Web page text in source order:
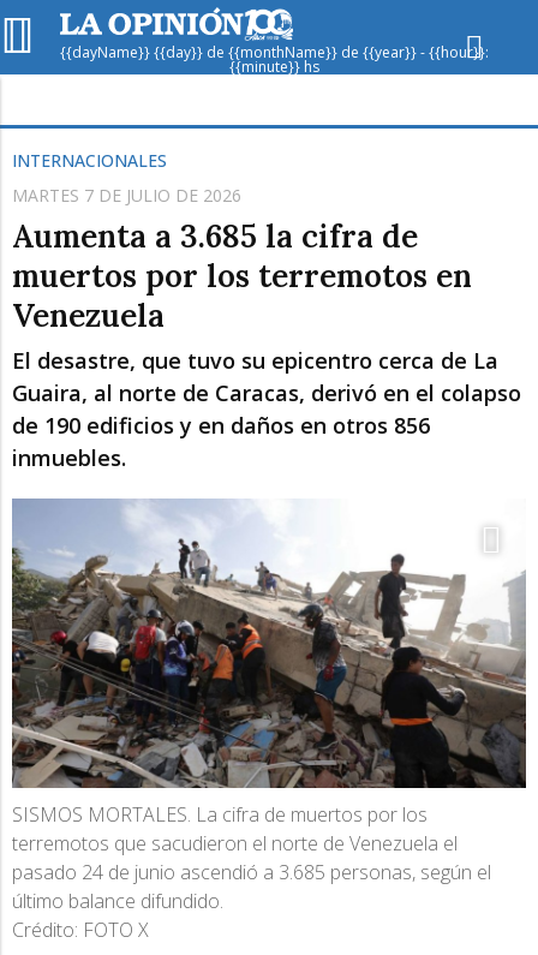
{{dayName}} {{day}} de {{monthName}} de {{year}} - {{hour}}:
{{minute}} hs
Humedad
Presión
Vie Sáb
INTERNACIONALES
MARTES 7 DE JULIO DE 2026
Aumenta a 3.685 la cifra de
muertos por los terremotos en
Venezuela
El desastre, que tuvo su epicentro cerca de La
Guaira, al norte de Caracas, derivó en el colapso
de 190 edificios y en daños en otros 856
inmuebles.
SISMOS MORTALES. La cifra de muertos por los
terremotos que sacudieron el norte de Venezuela el
pasado 24 de junio ascendió a 3.685 personas, según el
último balance difundido.
Crédito: FOTO X